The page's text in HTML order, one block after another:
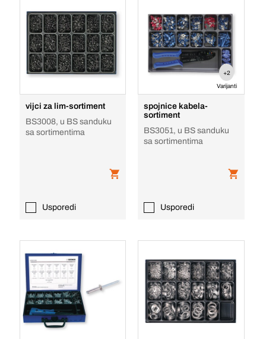
vijci za lim-sortiment
BS3008, u BS sanduku
sa sortimentima
Usporedi
+2
Varijanti
spojnice kabela-
sortiment
BS3051, u BS sanduku
sa sortimentima
Usporedi